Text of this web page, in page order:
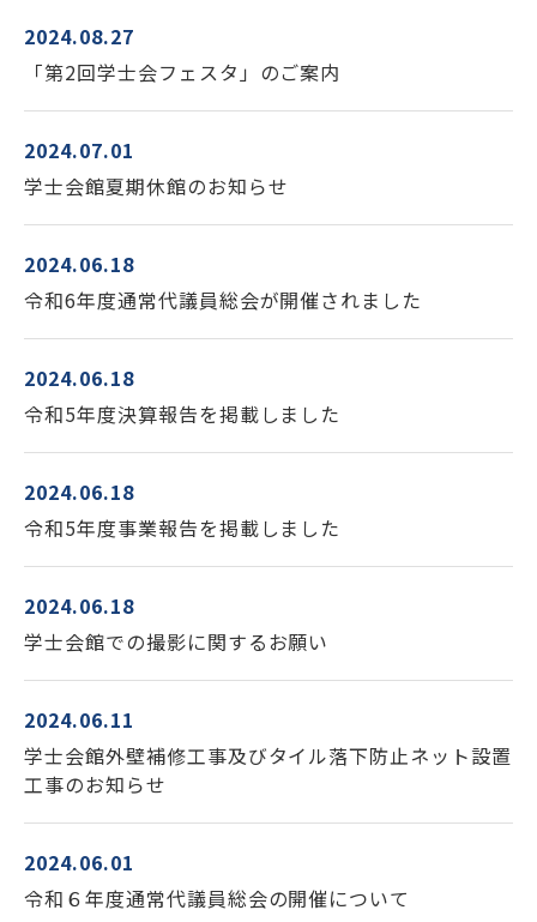
2024.08.27
「第2回学士会フェスタ」のご案内
2024.07.01
学士会館夏期休館のお知らせ
2024.06.18
令和6年度通常代議員総会が開催されました
2024.06.18
令和5年度決算報告を掲載しました
2024.06.18
令和5年度事業報告を掲載しました
2024.06.18
学士会館での撮影に関するお願い
2024.06.11
学士会館外壁補修工事及びタイル落下防止ネット設置
工事のお知らせ
2024.06.01
令和６年度通常代議員総会の開催について